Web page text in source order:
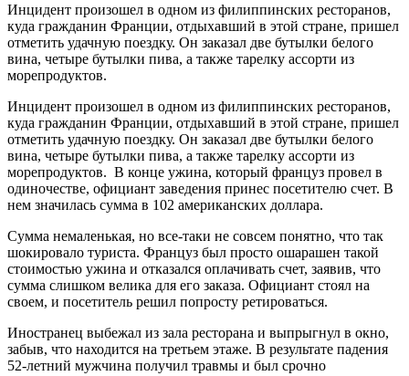
Инцидент произошел в одном из филиппинских ресторанов,
куда гражданин Франции, отдыхавший в этой стране, пришел
отметить удачную поездку. Он заказал две бутылки белого
вина, четыре бутылки пива, а также тарелку ассорти из
морепродуктов.
Инцидент произошел в одном из филиппинских ресторанов,
куда гражданин Франции, отдыхавший в этой стране, пришел
отметить удачную поездку. Он заказал две бутылки белого
вина, четыре бутылки пива, а также тарелку ассорти из
морепродуктов. В конце ужина, который француз провел в
одиночестве, официант заведения принес посетителю счет. В
нем значилась сумма в 102 американских доллара.
Сумма немаленькая, но все-таки не совсем понятно, что так
шокировало туриста. Француз был просто ошарашен такой
стоимостью ужина и отказался оплачивать счет, заявив, что
сумма слишком велика для его заказа. Официант стоял на
своем, и посетитель решил попросту ретироваться.
Иностранец выбежал из зала ресторана и выпрыгнул в окно,
забыв, что находится на третьем этаже. В результате падения
52-летний мужчина получил травмы и был срочно